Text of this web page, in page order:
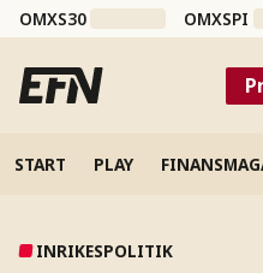
OMXS30 OMXSPI
START PLAY
INRIKESPOLITIK